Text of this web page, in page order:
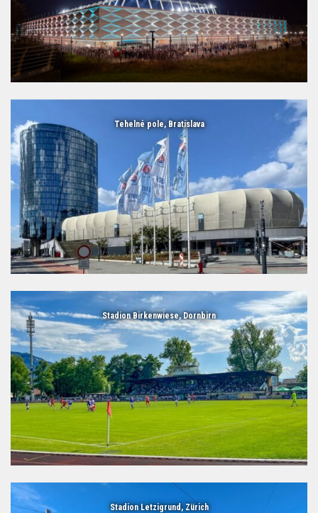
Tehelné pole, Bratislava
Stadion Birkenwiese, Dornbirn
Stadion Letzigrund, Zürich